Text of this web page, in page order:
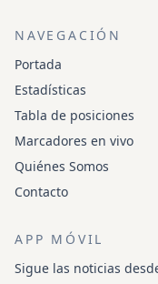
NAVEGACIÓN
Portada
Estadísticas
Tabla de posiciones
Marcadores en vivo
Quiénes Somos
Contacto
APP MÓVIL
Sigue las noticias